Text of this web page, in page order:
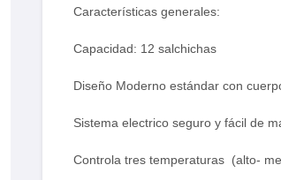
Características generales:
Capacidad: 12 salchichas
Diseño Moderno estándar con
Sistema electrico seguro y fácil de
Controla tres temperaturas (alto-